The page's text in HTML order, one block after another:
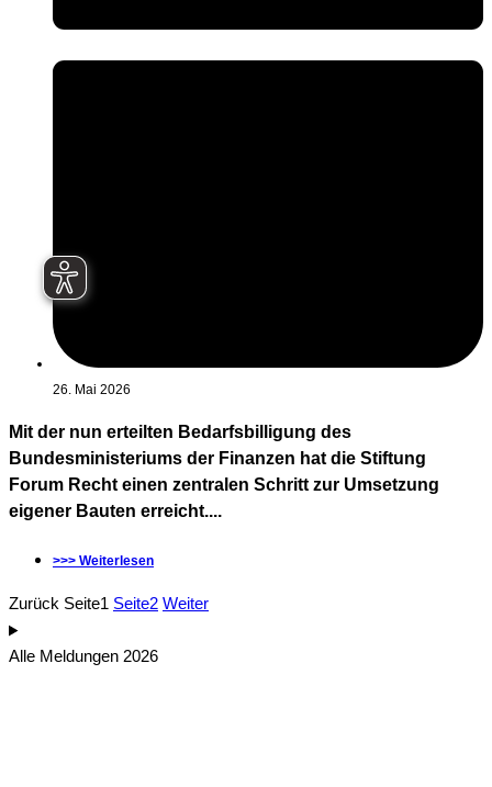
26. Mai 2026
Mit der nun erteilten Bedarfsbilligung des
Bundesministeriums der Finanzen hat die Stiftung
Forum Recht einen zentralen Schritt zur Umsetzung
eigener Bauten erreicht....
>>> Weiterlesen
Zurück Seite1 Seite2 Weiter
Alle Meldungen 2026